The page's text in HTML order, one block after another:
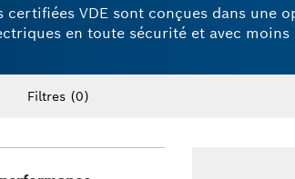
certifiées VDE sont conçues dans
en toute sécurité et avec
Filtres (0)